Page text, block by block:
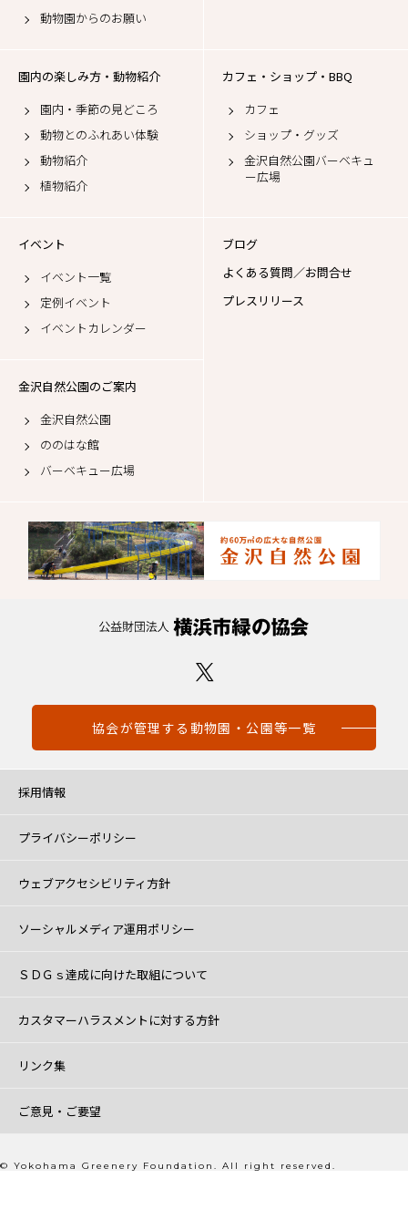
動物園からのお願い
園内の楽しみ方・動物紹介
園内・季節の見どころ
動物とのふれあい体験
動物紹介
植物紹介
カフェ・ショップ・BBQ
カフェ
ショップ・グッズ
金沢自然公園バーベキュ
ー広場
イベント
イベント一覧
定例イベント
イベントカレンダー
ブログ
よくある質問／お問合せ
プレスリリース
金沢自然公園のご案内
金沢自然公園
ののはな館
バーベキュー広場
協会が管理する動物園・公園等一覧
採用情報
プライバシーポリシー
ウェブアクセシビリティ方針
ソーシャルメディア運用ポリシー
ＳＤＧｓ達成に向けた取組について
カスタマーハラスメントに対する方針
リンク集
ご意見・ご要望
© Yokohama Greenery Foundation. All right reserved.